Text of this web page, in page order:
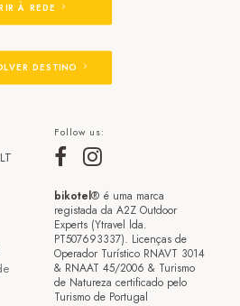
À REDE
DESTINO
Follow us:
bikotel® é uma marca
registada da A2Z Outdoor
Experts (Ytravel lda.
PT507693337). Licenças de
Operador Turístico RNAVT 3014
& RNAAT 45/2006 & Turismo
de Natureza certificado pelo
Turismo de Portugal